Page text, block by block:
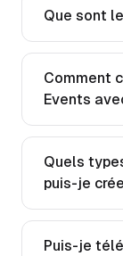
Que sont
Comment
Events
Quels
puis-je
Puis-je